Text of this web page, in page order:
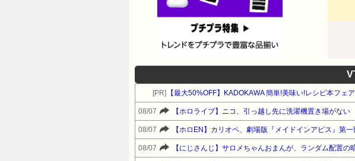
[PR] 【最大50%OFF】KADOKAWA 簡単!美味い!レシピ本フ
08/07 【ホロライブ】ニコ、引っ越し先に洗濯機置き場がない
08/07 【ホロEN】カリオペ、劇場版『メイドインアビス』第
08/07 【にじさんじ】サロメちゃんおまんが、ランダム配置の